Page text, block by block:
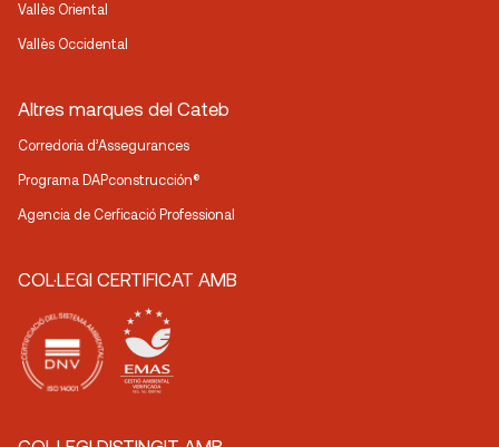
Vallès Oriental
Vallès Occidental
Altres marques del Cateb
Corredoria d’Assegurances
Programa DAPconstrucción®
Agencia de Cerficació Professional
COL·LEGI CERTIFICAT AMB